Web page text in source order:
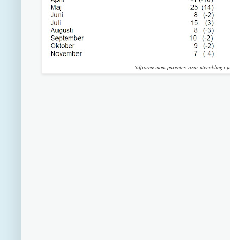
Siffrorna inom parentes visar utveckling i